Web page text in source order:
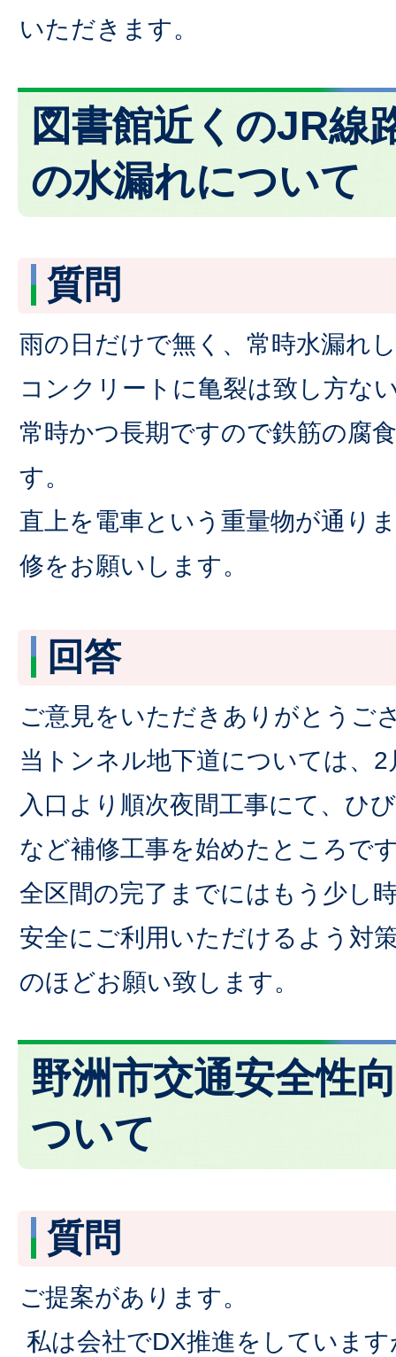
いただきます。
図書館近くのJR線
の水漏れについて
質問
雨の日だけで無く、常時水漏れ
コンクリートに亀裂は致し方な
常時かつ長期ですので鉄筋の腐
す。
直上を電車という重量物が通り
修をお願いします。
回答
ご意見をいただきありがとうご
当トンネル地下道については、
入口より順次夜間工事にて、ひ
など補修工事を始めたところで
全区間の完了までにはもう少し
安全にご利用いただけるよう対
のほどお願い致します。
野洲市交通安全性
ついて
質問
ご提案があります。
私は会社でDX推進をしていま